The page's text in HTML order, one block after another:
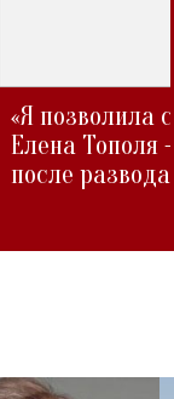
«Я позволила
Елена Тополя
после развода